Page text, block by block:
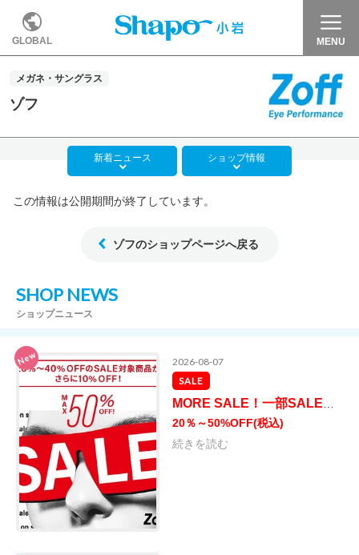
GLOBAL MENU
メガネ・サングラス
ゾフ
新着ニュース ショップ情報
この情報は公開期間が終了しています。
ゾフのショップページへ戻る
SHOP NEWS
ショップニュース
New 2026-08-07
SALE
20％～50%OFF(税込)
続きを読む